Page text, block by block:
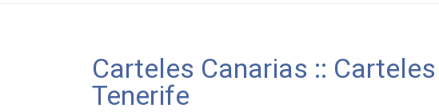
Carteles Canarias :: Carteles
Tenerife